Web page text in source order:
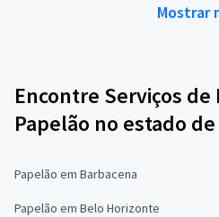
Mostrar
Encontre Serviços de
Papelão no estado de
Papelão em Barbacena
Papelão em Belo Horizonte